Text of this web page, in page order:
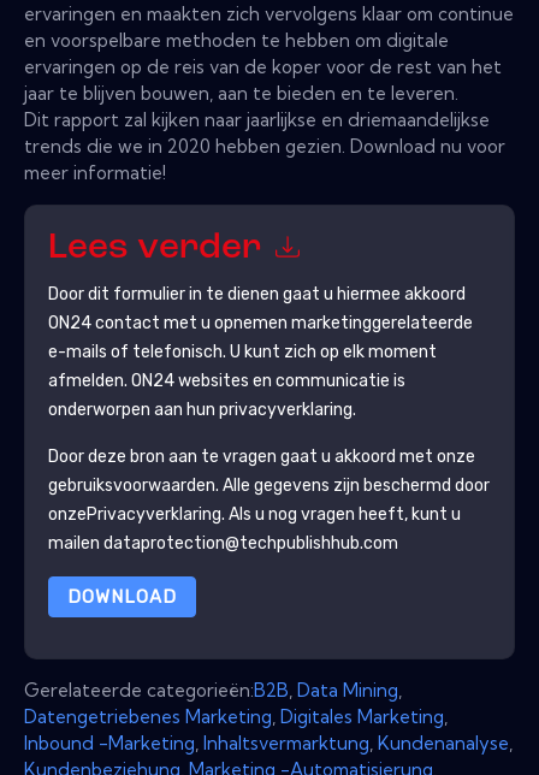
ervaringen en maakten zich vervolgens klaar om continue
en voorspelbare methoden te hebben om digitale
ervaringen op de reis van de koper voor de rest van het
jaar te blijven bouwen, aan te bieden en te leveren.
Dit rapport zal kijken naar jaarlijkse en driemaandelijkse
trends die we in 2020 hebben gezien. Download nu voor
meer informatie!
Lees verder
Door dit formulier in te dienen gaat u hiermee akkoord
ON24contact met u opnemen marketinggerelateerde
e-mails of telefonisch. U kunt zich op elk moment
afmelden. ON24websites en communicatie is
onderworpen aan hun privacyverklaring.
Door deze bron aan te vragen gaat u akkoord met onze
gebruiksvoorwaarden. Alle gegevens zijn beschermd door
onzePrivacyverklaring. Als u nog vragen heeft, kunt u
mailen dataprotection@techpublishhub.com
DOWNLOAD
Gerelateerde categorieën:B2B Data Mining
Datengetriebenes Marketing Digitales Marketing
Inbound -Marketing Inhaltsvermarktung Kundenanalyse
Kundenbeziehung Marketing -Automatisierung